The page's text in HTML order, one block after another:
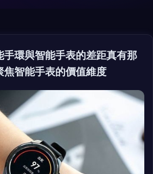
手環與智能手表的差距真有那
智能手表的價值維度